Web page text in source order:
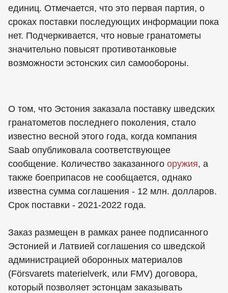
единиц. Отмечается, что это первая партия, о
сроках поставки последующих информации пока
нет. Подчеркивается, что новые гранатометы
значительно повысят противотанковые
возможности эстонских сил самообороны.
О том, что Эстония заказала поставку шведских
гранатометов последнего поколения, стало
известно весной этого года, когда компания
Saab опубликовала соответствующее
сообщение. Количество заказанного оружия, а
также боеприпасов не сообщается, однако
известна сумма соглашения - 12 млн. долларов.
Срок поставки - 2021-2022 года.
Заказ размещен в рамках ранее подписанного
Эстонией и Латвией соглашения со шведской
администрацией оборонных материалов
(Försvarets materielverk, или FMV) договора,
который позволяет эстонцам заказывать